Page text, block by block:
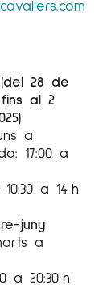
28 de
al 2
a
17:00 a
a 14 h
juny
a
a 20:30 h